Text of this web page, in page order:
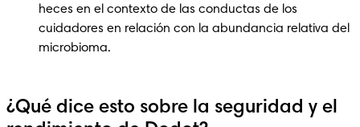
heces en el contexto de las conductas de los
cuidadores en relación con la abundancia relativa del
microbioma.
¿Qué dice esto sobre la seguridad y el